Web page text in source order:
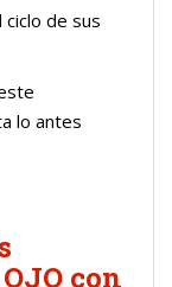
de sus
lo antes
con